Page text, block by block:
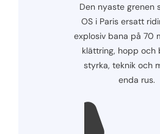
Den nyaste grenen
OS i Paris ersatt
explosiv bana på 70
klättring, hopp och
styrka, teknik och
enda rus.